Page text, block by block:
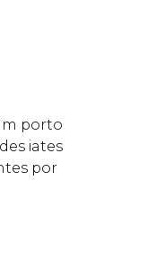
porto
iates
por